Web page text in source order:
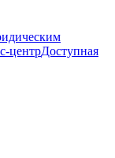
центрДоступная